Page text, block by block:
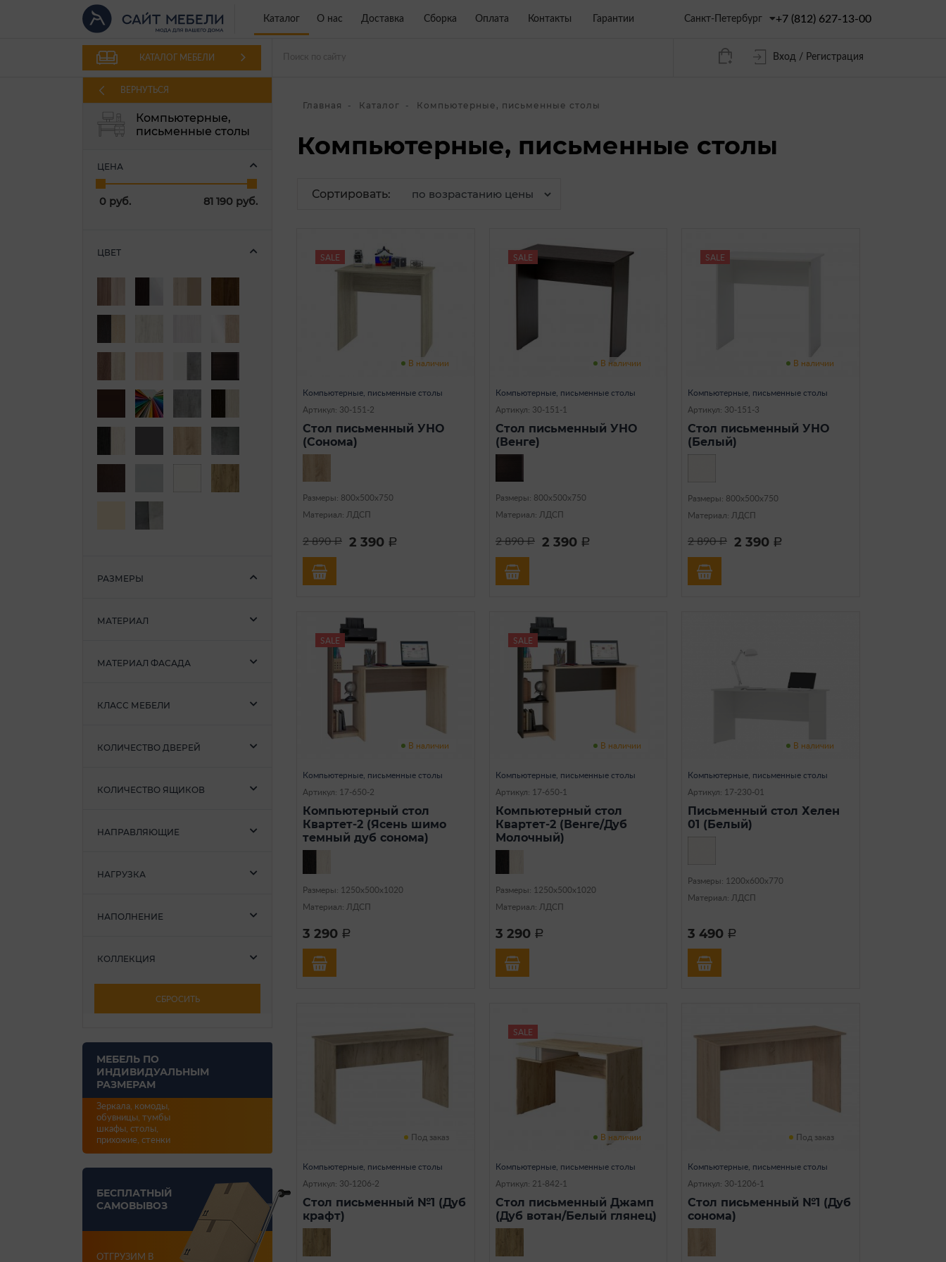
Каталог О нас Доставка Сборка Оплата Контакты Гарантии Санкт-Петербург +7 (812) 627-13-00
КАТАЛОГ МЕБЕЛИ Вход / Регистрация
ВЕРНУТЬСЯ
Компьютерные,
письменные столы
ЦЕНА
0 руб. 81 190 руб.
ЦВЕТ
РАЗМЕРЫ
МАТЕРИАЛ
МАТЕРИАЛ ФАСАДА
КЛАСС МЕБЕЛИ
КОЛИЧЕСТВО ДВЕРЕЙ
КОЛИЧЕСТВО ЯЩИКОВ
НАПРАВЛЯЮЩИЕ
НАГРУЗКА
НАПОЛНЕНИЕ
КОЛЛЕКЦИЯ
СБРОСИТЬ
МЕБЕЛЬ ПО
ИНДИВИДУАЛЬНЫМ
РАЗМЕРАМ
Зеркала, комоды,
обувницы, тумбы
шкафы, столы,
прихожие, стенки
БЕСПЛАТНЫЙ
САМОВЫВОЗ
ОТГРУЗИМ В
Главная Каталог Компьютерные, письменные столы
Компьютерные, письменные столы
Сортировать:
SALE
В наличии
Компьютерные, письменные столы
Артикул: 30-151-2
Стол письменный УНО
(Сонома)
Размеры: 800х500х750
Материал: ЛДСП
2 890a 2 390 a
SALE
В наличии
Компьютерные, письменные столы
Артикул: 30-151-1
Стол письменный УНО
(Венге)
Размеры: 800х500х750
Материал: ЛДСП
2 890a 2 390 a
SALE
В наличии
Компьютерные, письменные столы
Артикул: 30-151-3
Стол письменный УНО
(Белый)
Размеры: 800х500х750
Материал: ЛДСП
2 890a 2 390 a
SALE
В наличии
Компьютерные, письменные столы
Артикул: 17-650-2
Компьютерный стол
Квартет-2 (Ясень шимо
темный дуб сонома)
Размеры: 1250х500х1020
Материал: ЛДСП
3 290 a
SALE
В наличии
Компьютерные, письменные столы
Артикул: 17-650-1
Компьютерный стол
Квартет-2 (Венге/Дуб
Молочный)
Размеры: 1250х500х1020
Материал: ЛДСП
3 290 a
В наличии
Компьютерные, письменные столы
Артикул: 17-230-01
Письменный стол Хелен
01 (Белый)
Размеры: 1200х600х770
Материал: ЛДСП
3 490 a
Под заказ
Компьютерные, письменные столы
Артикул: 30-1206-2
Стол письменный №1 (Дуб
крафт)
SALE
В наличии
Компьютерные, письменные столы
Артикул: 21-842-1
Стол письменный Джамп
(Дуб вотан/Белый глянец)
Под заказ
Компьютерные, письменные столы
Артикул: 30-1206-1
Стол письменный №1 (Дуб
сонома)